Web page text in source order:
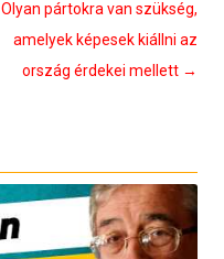
Olyan pártokra van szükség,
amelyek képesek kiállni az
ország érdekei mellett →